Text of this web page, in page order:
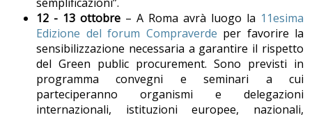
12 - 13 ottobre – A Roma avrà luogo la 11esima
Edizione del forum Compraverde per favorire la
sensibilizzazione necessaria a garantire il rispetto
del Green public procurement. Sono previsti in
programma convegni e seminari a cui
parteciperanno organismi e delegazioni
internazionali, istituzioni europee, nazionali,